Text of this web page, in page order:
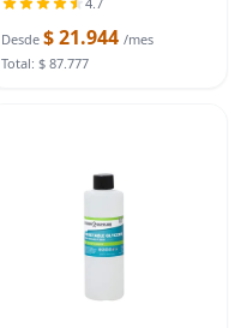
de 2 onzas, sabor sin azúcar
certificado orgánico para
batidos
Desde $ 21.944 /mes
Total: $ 87.777